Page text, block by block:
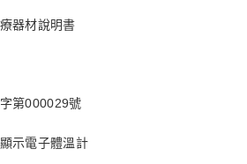
器材說明書
第000029號
示電子體溫計